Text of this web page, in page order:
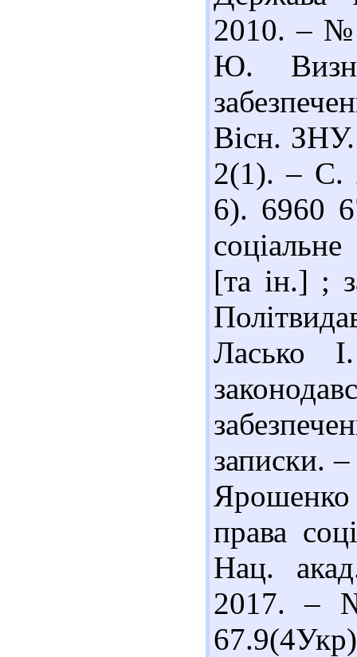
2010. – №
Ю.
Вісн.
2(1). – С.
6). 6960
[та ін.] ;
Ласько
записки.
права
Нац.
2017. –